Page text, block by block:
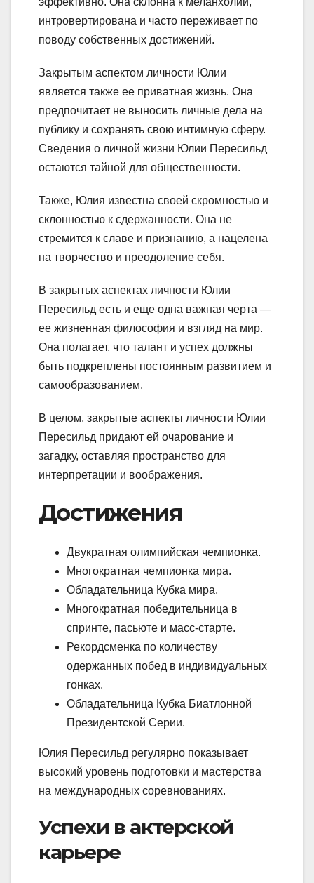
интровертирована и часто переживает по
поводу собственных достижений.
Закрытым аспектом личности Юлии
является также ее приватная жизнь. Она
предпочитает не выносить личные дела на
публику и сохранять свою интимную сферу.
Сведения о личной жизни Юлии Пересильд
остаются тайной для общественности.
Также, Юлия известна своей скромностью и
склонностью к сдержанности. Она не
стремится к славе и признанию, а нацелена
на творчество и преодоление себя.
В закрытых аспектах личности Юлии
Пересильд есть и еще одна важная черта —
ее жизненная философия и взгляд на мир.
Она полагает, что талант и успех должны
быть подкреплены постоянным развитием и
самообразованием.
В целом, закрытые аспекты личности Юлии
Пересильд придают ей очарование и
загадку, оставляя пространство для
интерпретации и воображения.
Достижения
Двукратная олимпийская чемпионка.
Многократная чемпионка мира.
Обладательница Кубка мира.
Многократная победительница в
спринте, пасьюте и масс-старте.
Рекордсменка по количеству
одержанных побед в индивидуальных
гонках.
Обладательница Кубка Биатлонной
Президентской Серии.
Юлия Пересильд регулярно показывает
высокий уровень подготовки и мастерства
на международных соревнованиях.
Успехи в актерской
карьере